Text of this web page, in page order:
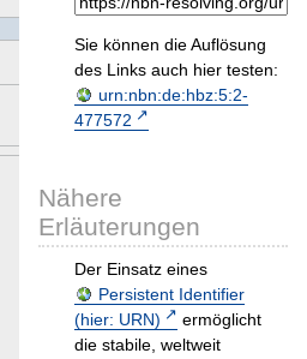
Sie können die Auflösung
des Links auch hier testen:
urn:nbn:de:hbz:5:2-
477572
Nähere
Erläuterungen
Der Einsatz eines
Persistent Identifier
(hier: URN)
ermöglicht
die stabile, weltweit